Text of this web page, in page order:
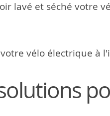
lavé et séché votre
votre vélo électrique à